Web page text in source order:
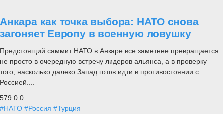
Анкара как точка выбора: НАТО снова
загоняет Европу в военную ловушку
Предстоящий саммит НАТО в Анкаре все заметнее превращается
не просто в очередную встречу лидеров альянса, а в проверку
того, насколько далеко Запад готов идти в противостоянии с
Россией....
579 0 0
#НАТО #Россия #Турция